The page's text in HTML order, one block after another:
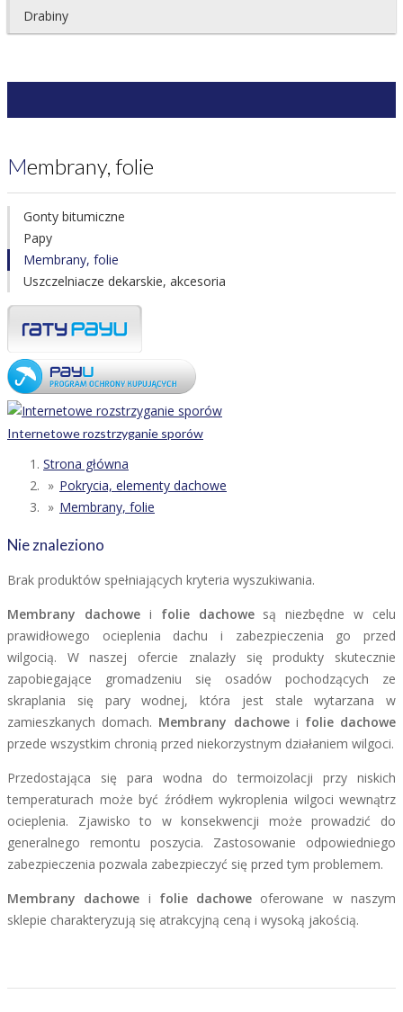
Drabiny
Membrany, folie
Gonty bitumiczne
Papy
Membrany, folie
Uszczelniacze dekarskie, akcesoria
Internetowe rozstrzyganie sporów
Strona główna
Pokrycia, elementy dachowe
Membrany, folie
Nie znaleziono
Brak produktów spełniających kryteria wyszukiwania.
Membrany dachowei folie dachowesą niezbędne w celu
prawidłowego ocieplenia dachu i zabezpieczenia go przed
wilgocią. W naszej ofercie znalazły się produkty skutecznie
zapobiegające gromadzeniu się osadów pochodzących ze
skraplania się pary wodnej, która jest stale wytarzana w
zamieszkanych domach. Membrany dachowei folie dachowe
przede wszystkim chronią przed niekorzystnym działaniem wilgoci.
Przedostająca się para wodna do termoizolacji przy niskich
temperaturach może być źródłem wykroplenia wilgoci wewnątrz
ocieplenia. Zjawisko to w konsekwencji może prowadzić do
generalnego remontu poszycia. Zastosowanie odpowiedniego
zabezpieczenia pozwala zabezpieczyć się przed tym problemem.
Membrany dachowe i folie dachowe oferowane w naszym
sklepie charakteryzują się atrakcyjną ceną i wysoką jakością.